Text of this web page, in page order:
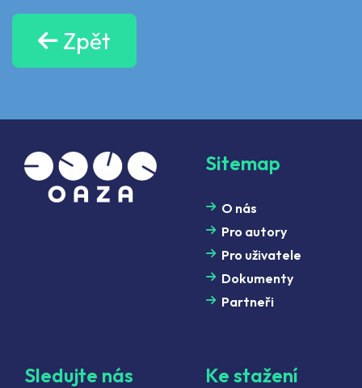
Zpět
Sitemap
O nás
Pro autory
Pro uživatele
Dokumenty
Partneři
Sledujte nás Ke stažení